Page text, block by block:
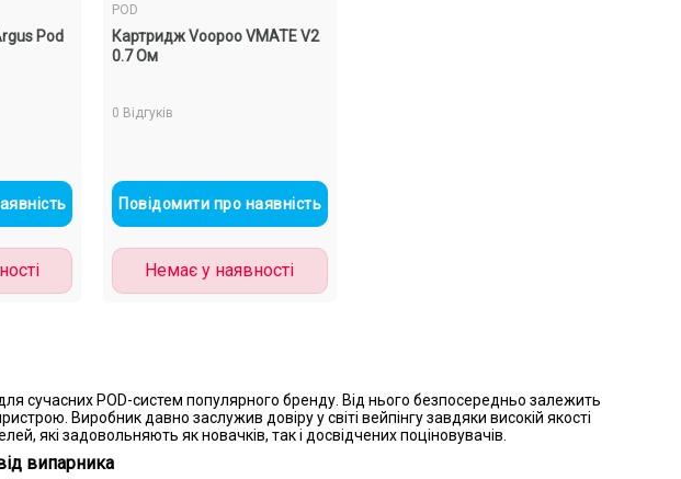
Pod
POD
Картридж Voopoo VMATE V2
0.7 Ом
0 Відгуків
Повідомити про наявність
Немає у наявності
сучасних POD-систем популярного бренду. Від нього безпосередньо залежить
Виробник давно заслужив довіру у світі вейпінгу завдяки високій якості
які задовольняють як новачків, так і досвідчених поціновувачів.
випарника